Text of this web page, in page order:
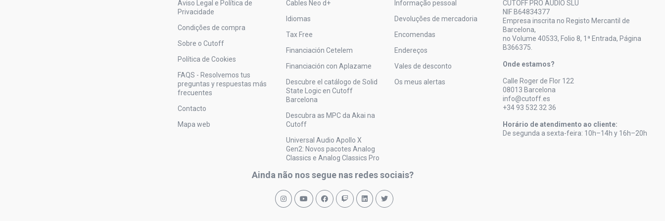
Aviso Legal e Política de
Privacidade
Condições de compra
Sobre o Cutoff
Política de Cookies
FAQS - Resolvemos tus
preguntas y respuestas más
frecuentes
Contacto
Mapa web
Cables Neo d+
Idiomas
Tax Free
Financiación Cetelem
Financiación con Aplazame
Descubre el catálogo de Solid
State Logic en Cutoff
Barcelona
Descubra as MPC da Akai na
Cutoff
Universal Audio Apollo X
Gen2: Novos pacotes Analog
Classics e Analog Classics Pro
Informação pessoal
Devoluções de mercadoria
Encomendas
Endereços
Vales de desconto
Os meus alertas
CUTOFF PRO AUDIO SLU
NIF B64834377
Empresa inscrita no Registo Mercantil de
Barcelona,
no Volume 40533, Folio 8, 1ª Entrada, Página
B366375.
Onde estamos?
Calle Roger de Flor 122
08013 Barcelona
info@cutoff.es
+34 93 532 32 36
Horário de atendimento ao cliente:
De segunda a sexta-feira: 10h–14h y 16h–20h
Ainda não nos segue nas redes sociais?